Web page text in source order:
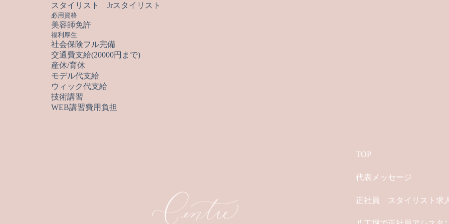
スタイリスト Jrスタイリスト
必用資格
美容師免許
福利厚生
社会保険フル完備
交通費支給(20000円まで)
産休/育休
モデル代支給
ウィック代支給
技術講習
WEB講習費用負担
TOP
代表メッセージ
正社員 スタイリスト求